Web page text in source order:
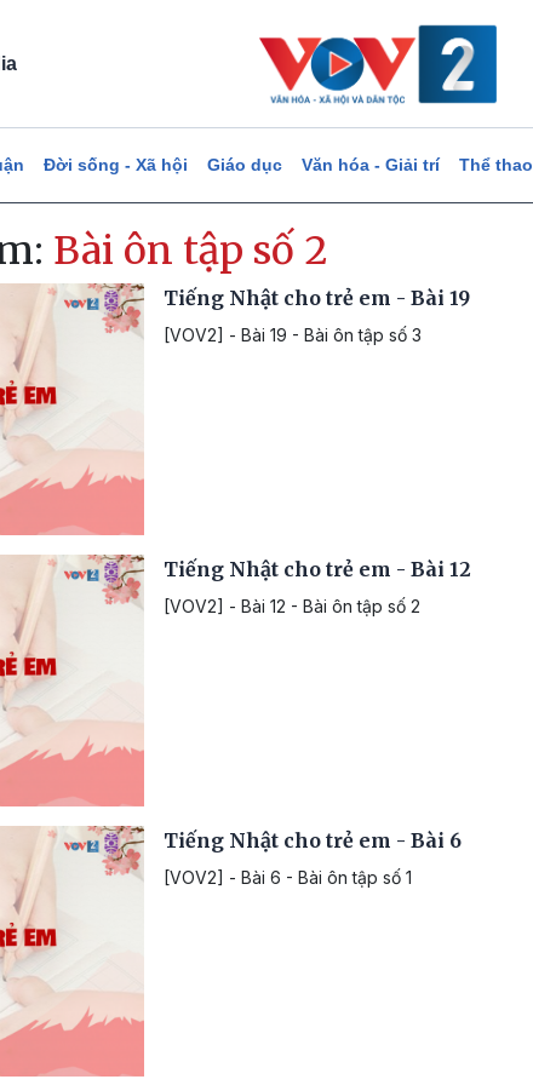
Đời sống - Xã hội Giáo dục Văn hóa - Giải trí Thể thao
Bài ôn tập số 2
Tiếng Nhật cho trẻ em - Bài 19
[VOV2] - Bài 19 - Bài ôn tập số 3
Tiếng Nhật cho trẻ em - Bài 12
[VOV2] - Bài 12 - Bài ôn tập số 2
Tiếng Nhật cho trẻ em - Bài 6
[VOV2] - Bài 6 - Bài ôn tập số 1